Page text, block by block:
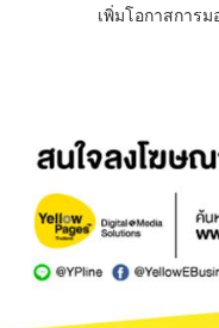
เพิ่มโอกาสการ